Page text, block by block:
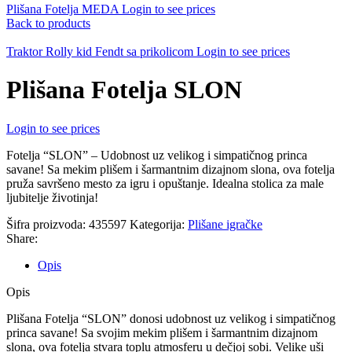
Plišana Fotelja MEDA Login to see prices
Back to products
Traktor Rolly kid Fendt sa prikolicom Login to see prices
Plišana Fotelja SLON
Login to see prices
Fotelja “SLON” – Udobnost uz velikog i simpatičnog princa
savane! Sa mekim plišem i šarmantnim dizajnom slona, ova fotelja
pruža savršeno mesto za igru i opuštanje. Idealna stolica za male
ljubitelje životinja!
Šifra proizvoda: 435597 Kategorija: Plišane igračke
Share:
Opis
Opis
Plišana Fotelja “SLON” donosi udobnost uz velikog i simpatičnog
princa savane! Sa svojim mekim plišem i šarmantnim dizajnom
slona, ova fotelja stvara toplu atmosferu u dečjoj sobi. Velike uši